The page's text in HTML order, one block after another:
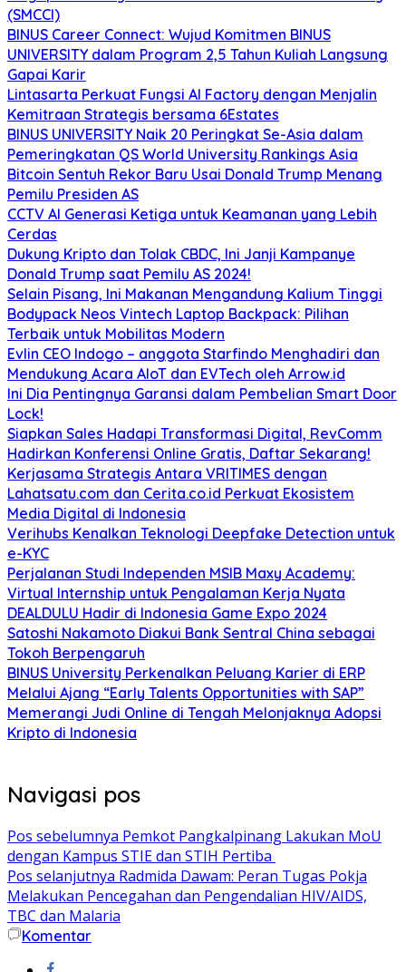
(SMCCI)
BINUS Career Connect: Wujud Komitmen BINUS
UNIVERSITY dalam Program 2,5 Tahun Kuliah Langsung
Gapai Karir
Lintasarta Perkuat Fungsi AI Factory dengan Menjalin
Kemitraan Strategis bersama 6Estates
BINUS UNIVERSITY Naik 20 Peringkat Se-Asia dalam
Pemeringkatan QS World University Rankings Asia
Bitcoin Sentuh Rekor Baru Usai Donald Trump Menang
Pemilu Presiden AS
CCTV AI Generasi Ketiga untuk Keamanan yang Lebih
Cerdas
Dukung Kripto dan Tolak CBDC, Ini Janji Kampanye
Donald Trump saat Pemilu AS 2024!
Selain Pisang, Ini Makanan Mengandung Kalium Tinggi
Bodypack Neos Vintech Laptop Backpack: Pilihan
Terbaik untuk Mobilitas Modern
Evlin CEO Indogo – anggota Starfindo Menghadiri dan
Mendukung Acara AIoT dan EVTech oleh Arrow.id
Ini Dia Pentingnya Garansi dalam Pembelian Smart Door
Lock!
Siapkan Sales Hadapi Transformasi Digital, RevComm
Hadirkan Konferensi Online Gratis, Daftar Sekarang!
Kerjasama Strategis Antara VRITIMES dengan
Lahatsatu.com dan Cerita.co.id Perkuat Ekosistem
Media Digital di Indonesia
Verihubs Kenalkan Teknologi Deepfake Detection untuk
e-KYC
Perjalanan Studi Independen MSIB Maxy Academy:
Virtual Internship untuk Pengalaman Kerja Nyata
DEALDULU Hadir di Indonesia Game Expo 2024
Satoshi Nakamoto Diakui Bank Sentral China sebagai
Tokoh Berpengaruh
BINUS University Perkenalkan Peluang Karier di ERP
Melalui Ajang “Early Talents Opportunities with SAP”
Memerangi Judi Online di Tengah Melonjaknya Adopsi
Kripto di Indonesia
Navigasi pos
Pos sebelumnya Pemkot Pangkalpinang Lakukan MoU
dengan Kampus STIE dan STIH Pertiba
Pos selanjutnya Radmida Dawam: Peran Tugas Pokja
Melakukan Pencegahan dan Pengendalian HIV/AIDS,
TBC dan Malaria
Komentar